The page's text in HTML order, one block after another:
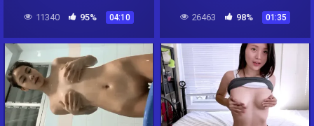
11340 95% 04:10 26463 98% 01:35